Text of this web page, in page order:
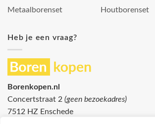
Metaalborenset Houtborenset
Heb je een vraag?
Borenkopen.nl
Concertstraat 2 (geen bezoekadres)
7512 HZ Enschede